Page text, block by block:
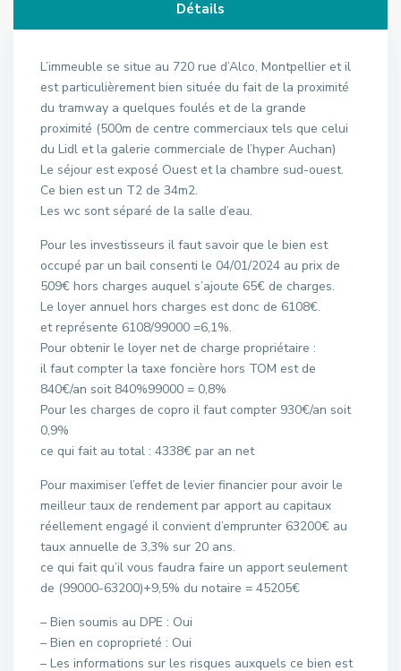
Détails
L’immeuble se situe au 720 rue d’Alco, Montpellier et il
est particulièrement bien située du fait de la proximité
du tramway a quelques foulés et de la grande
proximité (500m de centre commerciaux tels que celui
du Lidl et la galerie commerciale de l’hyper Auchan)
Le séjour est exposé Ouest et la chambre sud-ouest.
Ce bien est un T2 de 34m2.
Les wc sont séparé de la salle d’eau.
Pour les investisseurs il faut savoir que le bien est
occupé par un bail consenti le 04/01/2024 au prix de
509€ hors charges auquel s’ajoute 65€ de charges.
Le loyer annuel hors charges est donc de 6108€.
et représente 6108/99000 =6,1%.
Pour obtenir le loyer net de charge propriétaire :
il faut compter la taxe foncière hors TOM est de
840€/an soit 840%99000 = 0,8%
Pour les charges de copro il faut compter 930€/an soit
0,9%
ce qui fait au total : 4338€ par an net
Pour maximiser l’effet de levier financier pour avoir le
meilleur taux de rendement par apport au capitaux
réellement engagé il convient d’emprunter 63200€ au
taux annuelle de 3,3% sur 20 ans.
ce qui fait qu’il vous faudra faire un apport seulement
de (99000-63200)+9,5% du notaire = 45205€
– Bien soumis au DPE : Oui
– Bien en coproprieté : Oui
– Les informations sur les risques auxquels ce bien est